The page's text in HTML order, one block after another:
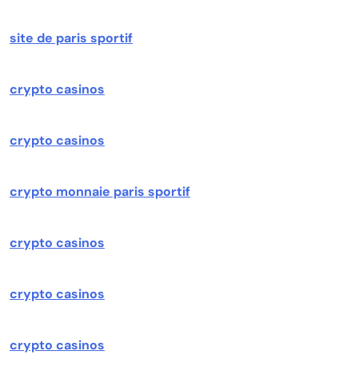
site de paris sportif
crypto casinos
crypto casinos
crypto monnaie paris sportif
crypto casinos
crypto casinos
crypto casinos